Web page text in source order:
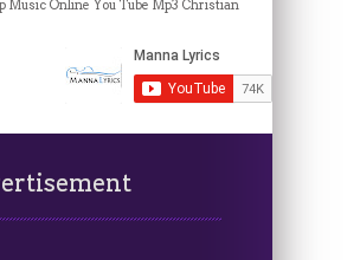
Music Online You Tube Mp3 Christian